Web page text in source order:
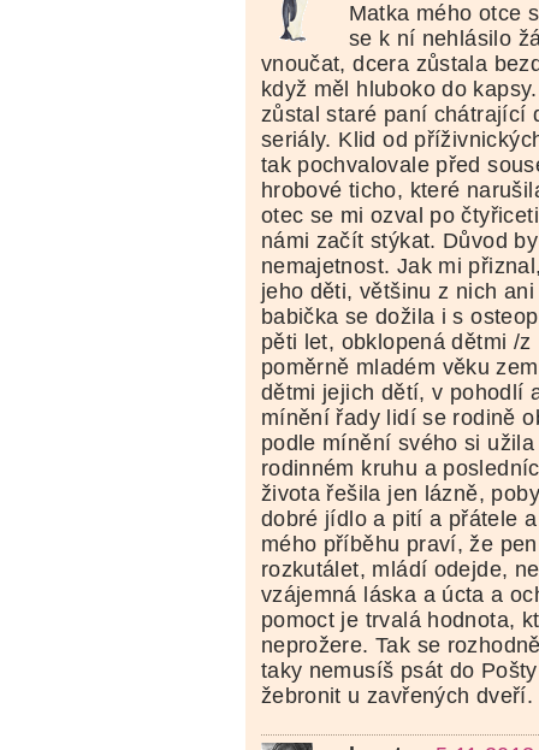
Matka mého otce
se k ní nehlásilo
vnoučat, dcera zůstala
když měl hluboko do
zůstal staré paní chátrající
seriály. Klid od
tak pochvalovale před
hrobové ticho, které
otec se mi ozval po
námi začít stýkat. Důvod
nemajetnost. Jak mi
jeho děti, většinu z nich
babička se dožila i s
pěti let, obklopená dětmi /
poměrně mladém věku
dětmi jejich dětí, v pohodlí
mínění řady lidí se rodině
podle mínění svého si
rodinném kruhu a
života řešila jen lázně,
dobré jídlo a pití a přátele
mého příběhu praví, že
rozkutálet, mládí odejde,
vzájemná láska a úcta a
pomoct je trvalá hodnota,
neprožere. Tak se
taky nemusíš psát do
žebronit u zavřených dveří.